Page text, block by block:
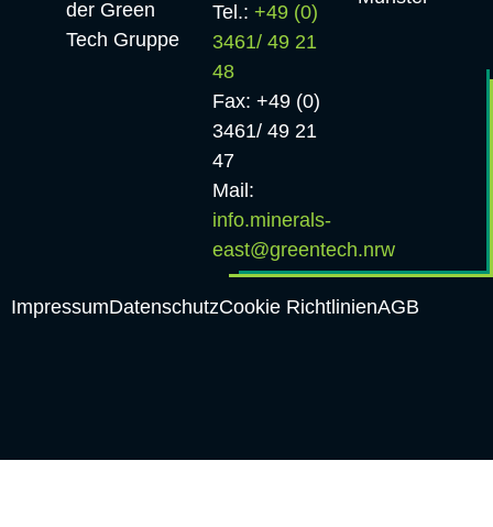
der Green
Tech Gruppe
Tel.: +49 (0)
3461/ 49 21
48
Fax: +49 (0)
3461/ 49 21
47
Mail:
info.minerals-
east@greentech.nrw
ImpressumDatenschutzCookie RichtlinienAGB